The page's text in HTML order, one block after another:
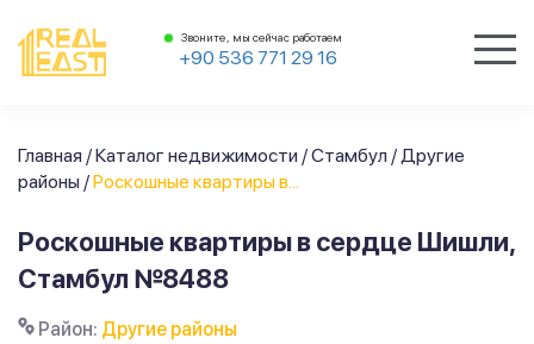
Звоните, мы сейчас работаем
+90 536 771 29 16
Главная /Каталог недвижимости /Стамбул /Другие
районы /Роскошные квартиры в...
Роскошные квартиры в сердце Шишли,
Стамбул №8488
Район: Другие районы